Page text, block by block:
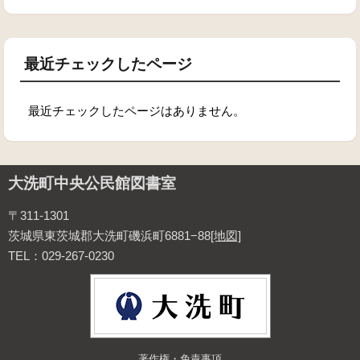
最近チェックしたページ
最近チェックしたページはありません。
大洗町中央公民館図書室
〒311-1301
茨城県東茨城郡大洗町磯浜町6881−88[地図]
TEL：029-267-0230